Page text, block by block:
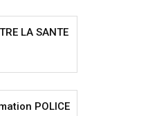
LA SANTE
POLICE